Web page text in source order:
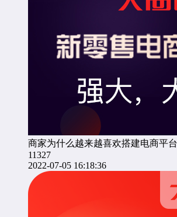
商家为什么越来越喜欢搭建电商平台
11327
2022-07-05 16:18:36